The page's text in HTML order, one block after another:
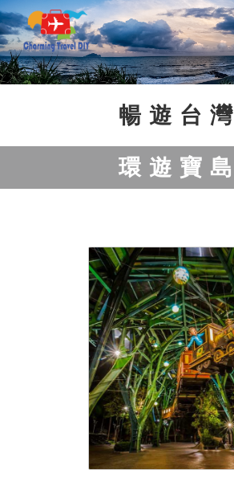
Previous
暢遊台灣
環遊寶島